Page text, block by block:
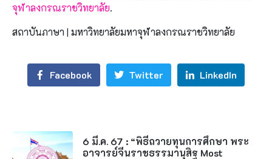
จุฬาลงกรณราชวิทยาลัย.
สถาบันภาษา | มหาวิทยาลัยมหาจุฬาลงกรณราชวิทยาลัย
Facebook Twitter LinkedIn
6 มี.ค. 67 : “พิธีถวายทุนการศึกษา พระ
อาจารย์จีนราชธรรมานุสิฐ Most